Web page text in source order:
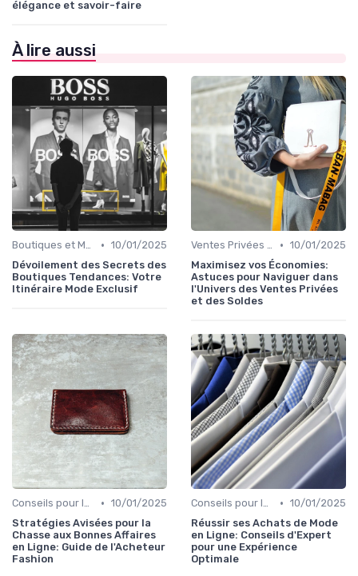
élégance et savoir-faire
À lire aussi
Boutiques et Marques Tendance • 10/01/2025
Dévoilement des Secrets des
Boutiques Tendances: Votre
Itinéraire Mode Exclusif
Ventes Privées et Soldes • 10/01/2025
Maximisez vos Économies:
Astuces pour Naviguer dans
l'Univers des Ventes Privées
et des Soldes
Conseils pour le Shopping en Ligne • 10/01/2025
Stratégies Avisées pour la
Chasse aux Bonnes Affaires
en Ligne: Guide de l'Acheteur
Fashion
Conseils pour le Shopping en Ligne • 10/01/2025
Réussir ses Achats de Mode
en Ligne: Conseils d'Expert
pour une Expérience
Optimale